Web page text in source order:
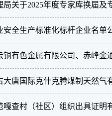
局关于2025年度专家库换届及
安全生产标准化标杆企业名单
铜有色金属有限公司、赤峰
大唐国际克什克腾煤制天然
嘎查村（社区）组织出具证明